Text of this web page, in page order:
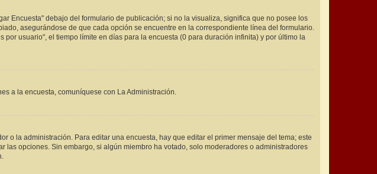
Encuesta" debajo del formulario de publicación; si no la visualiza, significa que no posee los
asegurándose de que cada opción se encuentre en la correspondiente línea del formulario.
usuario", el tiempo límite en días para la encuesta (0 para duración infinita) y por último la
a la encuesta, comuníquese con La Administración.
o la administración. Para editar una encuesta, hay que editar el primer mensaje del tema; este
opciones. Sin embargo, si algún miembro ha votado, solo moderadores o administradores